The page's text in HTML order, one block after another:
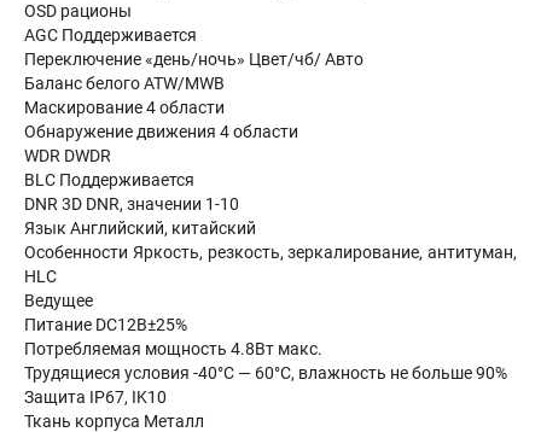
OSD рационы
AGC Поддерживается
Переключение «день/ночь» Цвет/чб/ Авто
Баланс белого ATW/MWB
Маскирование 4 области
Обнаружение движения 4 области
WDR DWDR
BLC Поддерживается
DNR 3D DNR, значении 1-10
Язык Английский, китайский
Особенности Яркость, резкость, зеркалирование, антитуман,
HLC
Ведущее
Питание DC12В±25%
Потребляемая мощность 4.8Вт макс.
Трудящиеся условия -40°С — 60°С, влажность не больше 90%
Защита IP67, IK10
Ткань корпуса Металл